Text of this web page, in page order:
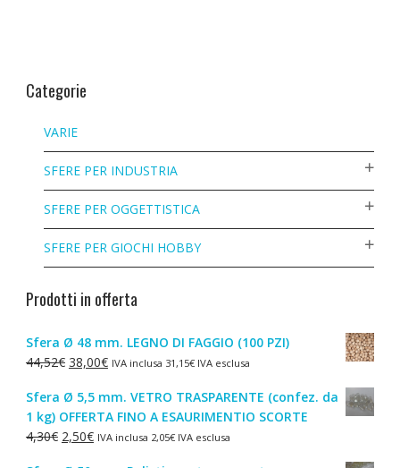
Categorie
VARIE
SFERE PER INDUSTRIA
SFERE PER OGGETTISTICA
SFERE PER GIOCHI HOBBY
Prodotti in offerta
Sfera Ø 48 mm. LEGNO DI FAGGIO (100 PZI)
44,52€ Il
originale
era:
44,52€.
38,00€Il
attuale
è:
38,00€.
IVA inclusa 31,15€IVA esclusa
Sfera Ø 5,5 mm. VETRO TRASPARENTE (confez. da
1 kg) OFFERTA FINO A ESAURIMENTIO SCORTE
4,30€ Il
2,50€IlIVA inclusa 2,05€IVA esclusa